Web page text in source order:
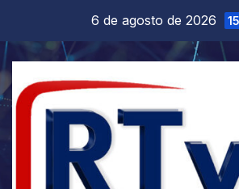
contenido
6 de agosto de 2026